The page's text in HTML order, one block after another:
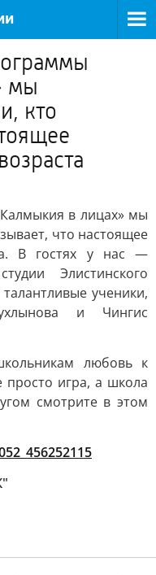
мы
кто
в лицах» мы
что настоящее
В гостях у нас —
Элистинского
ученики,
и Чингис
любовь к
игра, а школа
смотрите в этом